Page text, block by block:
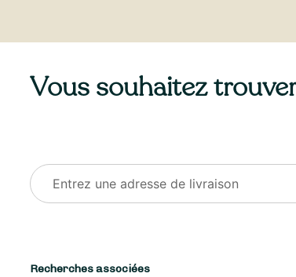
Vous souhaitez
Recherches associées